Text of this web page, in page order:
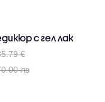
с гел лак
€
лв